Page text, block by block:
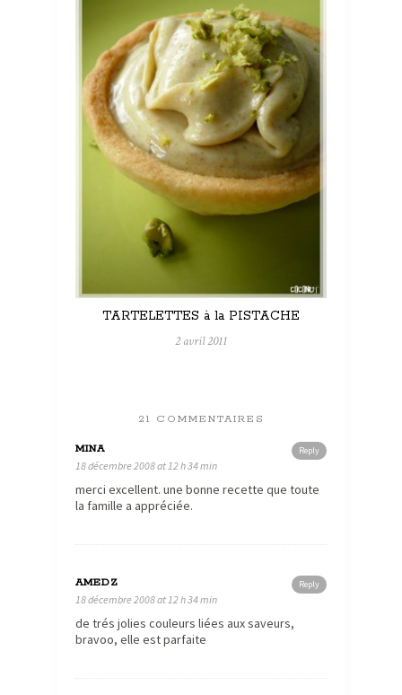
TARTELETTES à la PISTACHE
2 avril 2011
21 COMMENTAIRES
Reply
MINA
18 décembre 2008 at 12 h 34 min
merci excellent. une bonne recette que toute
la famille a appréciée.
Reply
AMEDZ
18 décembre 2008 at 12 h 34 min
de trés jolies couleurs liées aux saveurs,
bravoo, elle est parfaite